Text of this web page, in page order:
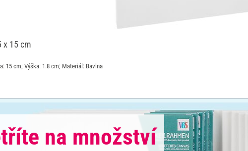
x 15 cm
15 cm; Výška: 1.8 cm; Materiál: Bavlna
na množství